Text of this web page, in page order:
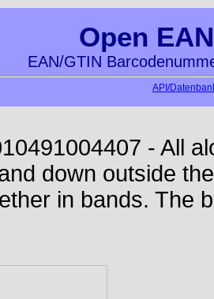
Open
EAN/GTIN
API/
- All
down outside
in bands. The